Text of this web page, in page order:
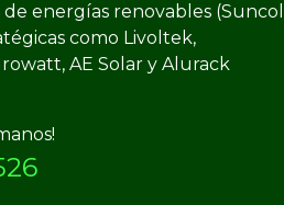
energías renovables (Suncol
como Livoltek,
AE Solar y Alurack